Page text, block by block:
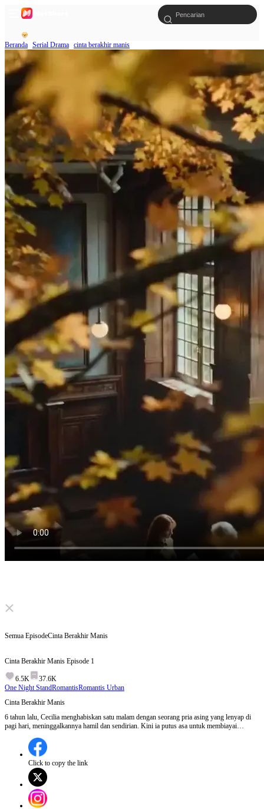
Beranda Serial Drama cinta berakhir manis
Click to unmute
Semua EpisodeCinta Berakhir Manis
Cinta Berakhir Manis Episode 1
6.5K
37.6K
One Night StandRomantisRomantis Urban
Cinta Berakhir Manis
6 tahun lalu, Cecilia menghabiskan satu malam dengan seorang pria asing yang lenyap di
pagi hari, meninggalkannya hamil dan sendirian. Kini ia putus asa untuk membiayai
bahwa bosnya yang dingin dan berkuasa adalah ayah anaknya yang selama ini tak pernah ia
temukan.
Click to copy the link